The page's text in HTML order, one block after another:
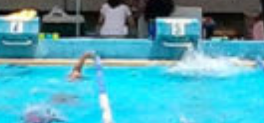
on line229Warning